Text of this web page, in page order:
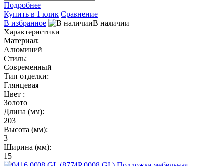
Подробнее
Купить в 1 клик Сравнение
В избранное
В наличии
Характеристики
Материал:
Алюминий
Стиль:
Современный
Тип отделки:
Глянцевая
Цвет :
Золото
Длина (мм):
203
Высота (мм):
3
Ширина (мм):
15